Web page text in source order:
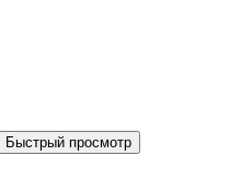
Быстрый просмотр